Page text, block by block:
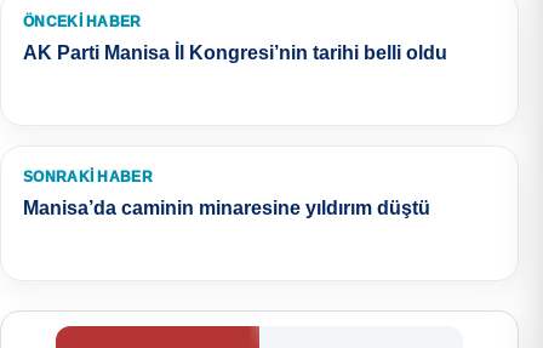
ÖNCEKI HABER
AK Parti Manisa İl Kongresi’nin tarihi belli oldu
SONRAKI HABER
Manisa’da caminin minaresine yıldırım düştü